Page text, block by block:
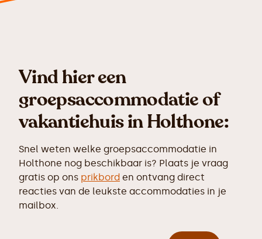
Vind hier een
groepsaccommodatie of
vakantiehuis in Holthone:
Snel weten welke groepsaccommodatie in
Holthone nog beschikbaar is? Plaats je vraag
gratis op ons prikbord en ontvang direct
reacties van de leukste accommodaties in je
mailbox.